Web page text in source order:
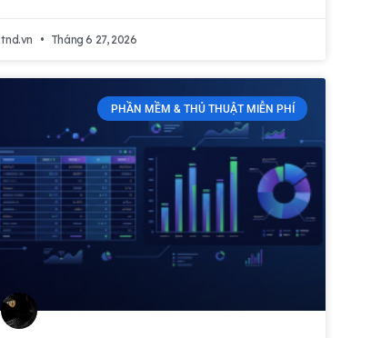
tnd.vn Tháng 6 27, 2026
PHẦN MỀM & THỦ THUẬT MIỄN PHÍ